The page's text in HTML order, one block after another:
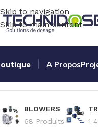
Skip to navigation
Skip to main content
A Propos
BLOWERS
68 Produits
1